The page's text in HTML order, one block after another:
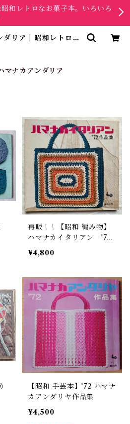
和レトロなお菓子本。いろいろ
ダリア | 昭和レトロな
マナカアンダリア
再販！！【昭和 編み物】
ハマナカイタリアン '72
作品集
¥4,800
【昭和 手芸本】'72 ハマナ
カアンダリヤ作品集
¥4,500